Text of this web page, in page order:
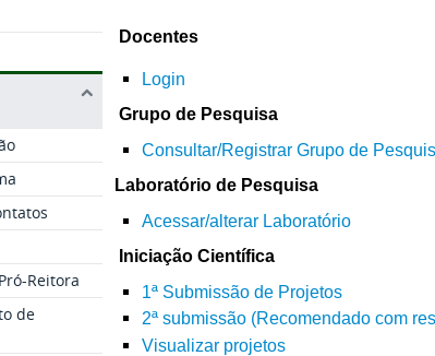
Reitora
de
Docentes
Login
Grupo de Pesquisa
Consultar/Registrar Grupo de
Laboratório de Pesquisa
Acessar/alterar Laboratório
Iniciação Científica
1ª Submissão de Projetos
2ª submissão (Recomendado com
Visualizar projetos